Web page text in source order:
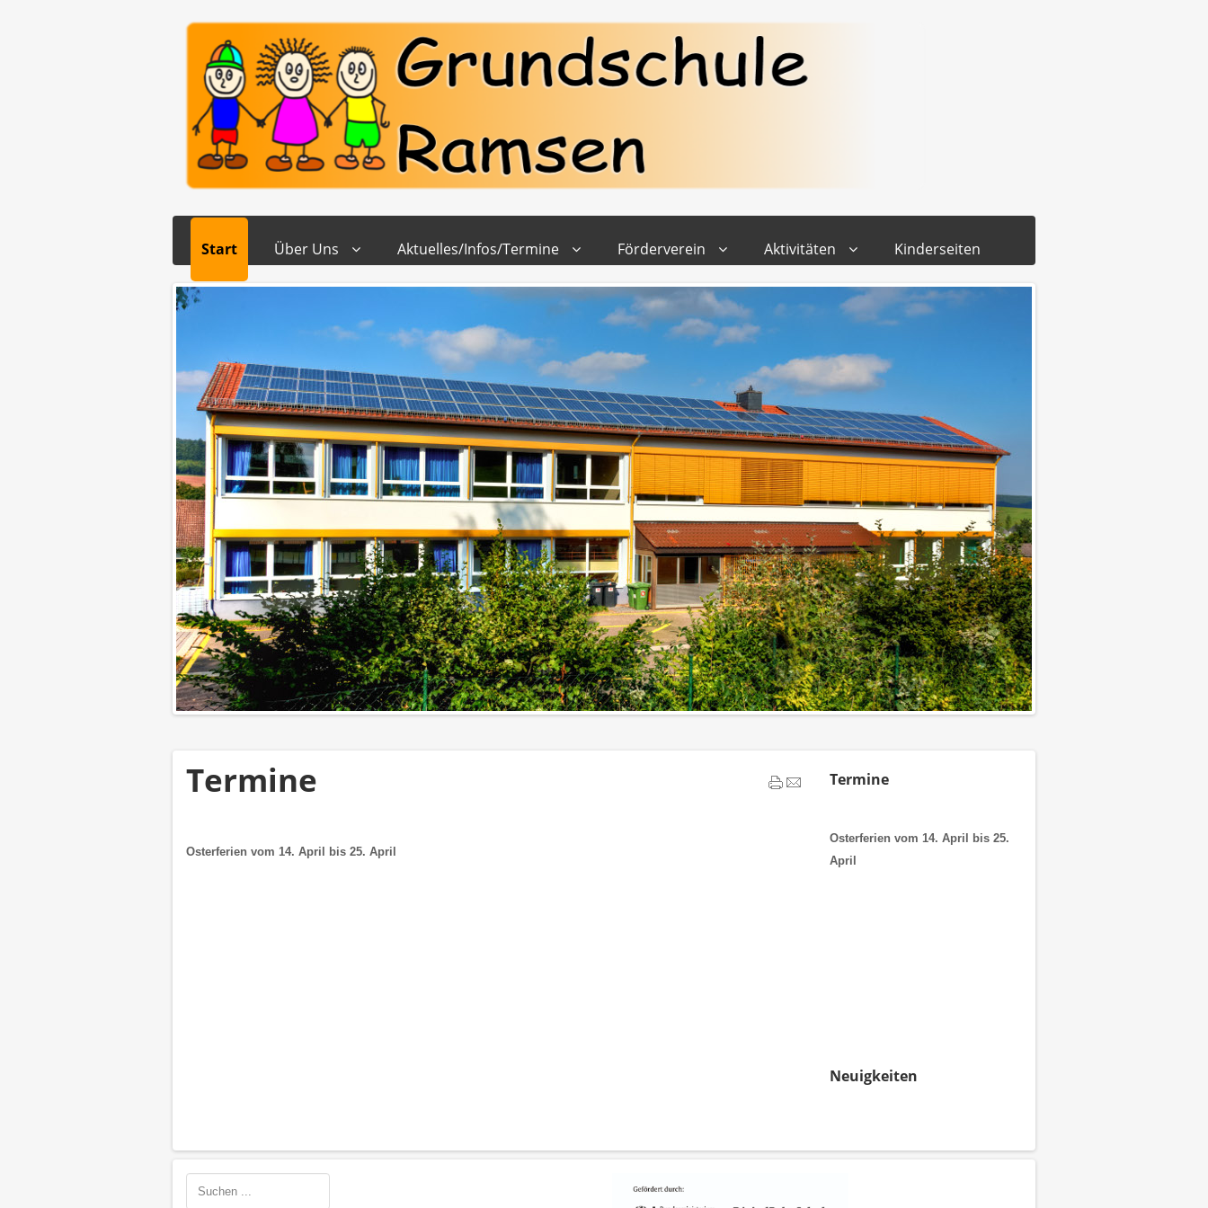
Start Über Uns Aktuelles/Infos/Termine Förderverein Aktivitäten Kinderseiten
Termine
Osterferien vom 14. April bis 25. April
Termine
Osterferien vom 14. April bis 25.
April
Neuigkeiten